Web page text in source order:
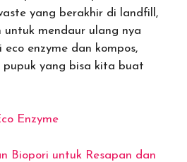
yang berakhir di landfill,
untuk mendaur ulang nya
eco enzyme dan kompos,
pupuk yang bisa kita buat
Enzyme
Biopori untuk Resapan dan